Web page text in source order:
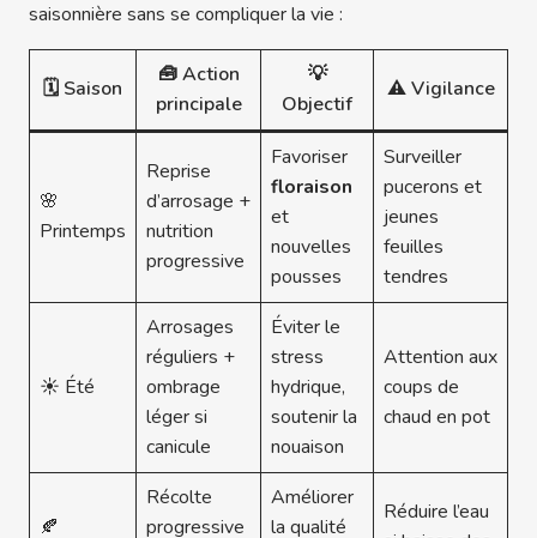
saisonnière sans se compliquer la vie :
🗓️ Saison
🧰 Action
principale
💡
Objectif
⚠️ Vigilance
🌸
Printemps
Reprise
d’arrosage +
nutrition
progressive
Favoriser
floraison
et
nouvelles
pousses
Surveiller
pucerons et
jeunes
feuilles
tendres
☀️ Été
Arrosages
réguliers +
ombrage
léger si
canicule
Éviter le
stress
hydrique,
soutenir la
nouaison
Attention aux
coups de
chaud en pot
🍂
Récolte
progressive
Améliorer
la qualité
Réduire l’eau